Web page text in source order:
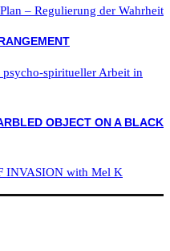
– Regulierung der Wahrheit
spiritueller Arbeit in
INVASION with Mel K